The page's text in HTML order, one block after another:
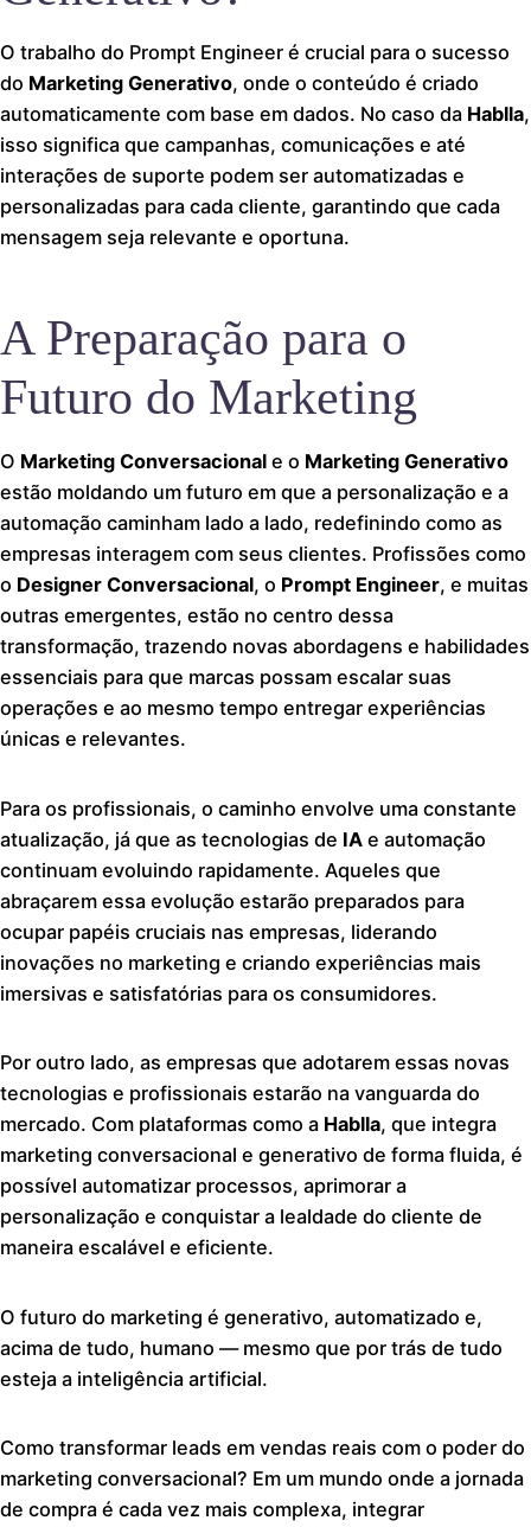
O trabalho do Prompt Engineer é crucial para o sucesso
do Marketing Generativo, onde o conteúdo é criado
automaticamente com base em dados. No caso da Hablla,
isso significa que campanhas, comunicações e até
interações de suporte podem ser automatizadas e
personalizadas para cada cliente, garantindo que cada
mensagem seja relevante e oportuna.
A Preparação para o
Futuro do Marketing
O Marketing Conversacional e o Marketing Generativo
estão moldando um futuro em que a personalização e a
automação caminham lado a lado, redefinindo como as
empresas interagem com seus clientes. Profissões como
o Designer Conversacional, o Prompt Engineer, e muitas
outras emergentes, estão no centro dessa
transformação, trazendo novas abordagens e habilidades
essenciais para que marcas possam escalar suas
operações e ao mesmo tempo entregar experiências
únicas e relevantes.
Para os profissionais, o caminho envolve uma constante
atualização, já que as tecnologias de IA e automação
continuam evoluindo rapidamente. Aqueles que
abraçarem essa evolução estarão preparados para
ocupar papéis cruciais nas empresas, liderando
inovações no marketing e criando experiências mais
imersivas e satisfatórias para os consumidores.
Por outro lado, as empresas que adotarem essas novas
tecnologias e profissionais estarão na vanguarda do
mercado. Com plataformas como a Hablla, que integra
marketing conversacional e generativo de forma fluida, é
possível automatizar processos, aprimorar a
personalização e conquistar a lealdade do cliente de
maneira escalável e eficiente.
O futuro do marketing é generativo, automatizado e,
acima de tudo, humano — mesmo que por trás de tudo
esteja a inteligência artificial.
Como transformar leads em vendas reais com o poder do
marketing conversacional? Em um mundo onde a jornada
de compra é cada vez mais complexa, integrar